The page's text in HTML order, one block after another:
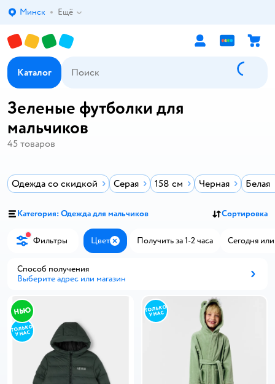
Выбор адреса доставки.
Минск Ещё
Каталог
Зеленые футболки для
мальчиков
45 товаров
Одежда со скидкой Серая 158 см Черная Белая
Категория: Одежда для мальчиков Сортировка
Фильтры Цвет ЗакрытьПолучить за 1-2 часа Сегодня или
Способ получения
Выберите адрес или магазин